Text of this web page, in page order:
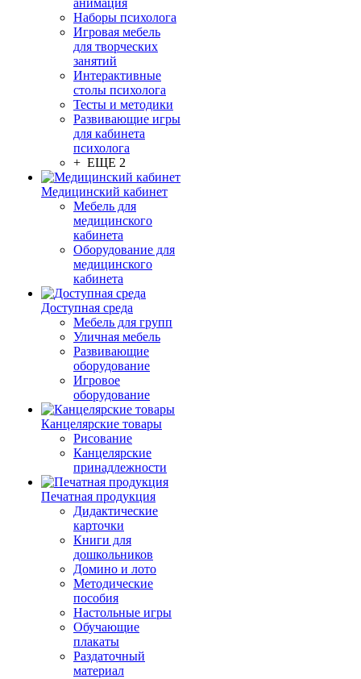
анимация
Наборы психолога
Игровая мебель
для творческих
занятий
Интерактивные
столы психолога
Тесты и методики
Развивающие игры
для кабинета
психолога
+ ЕЩЕ 2
Медицинский кабинет
Мебель для
медицинского
кабинета
Оборудование для
медицинского
кабинета
Доступная среда
Мебель для групп
Уличная мебель
Развивающие
оборудование
Игровое
оборудование
Канцелярские товары
Рисование
Канцелярские
принадлежности
Печатная продукция
Дидактические
карточки
Книги для
дошкольников
Домино и лото
Методические
пособия
Настольные игры
Обучающие
плакаты
Раздаточный
материал